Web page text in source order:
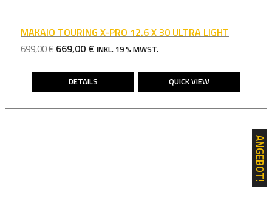
MAKAIO TOURING X-PRO 12.6 X 30 ULTRA LIGHT
699,00€ URSPRÜNGLICHER
WAR:
699,00 €
669,00 € AKTUELLER
IST:
669,00 €.
INKL. 19 % MWST.
DETAILS QUICK VIEW
ANGEBOT!